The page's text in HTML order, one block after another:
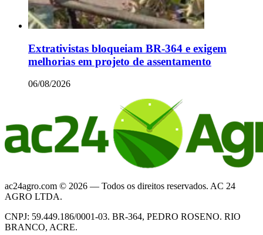
Extrativistas bloqueiam BR-364 e exigem
melhorias em projeto de assentamento
06/08/2026
ac24agro.com © 2026 — Todos os direitos reservados. AC 24
AGRO LTDA.
CNPJ: 59.449.186/0001-03. BR-364, PEDRO ROSENO. RIO
BRANCO, ACRE.